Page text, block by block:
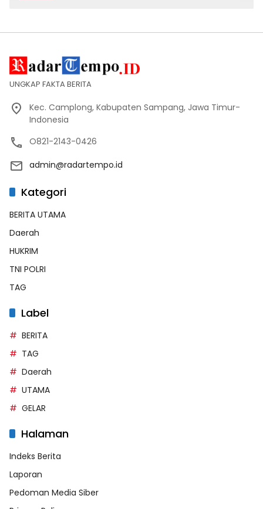
UNGKAP FAKTA BERITA
Kec. Camplong, Kabupaten Sampang, Jawa Timur-
Indonesia
O821-2143-0426
admin@radartempo.id
Kategori
BERITA UTAMA
Daerah
HUKRIM
TNI POLRI
TAG
Label
BERITA
TAG
Daerah
UTAMA
GELAR
Halaman
Indeks Berita
Laporan
Pedoman Media Siber